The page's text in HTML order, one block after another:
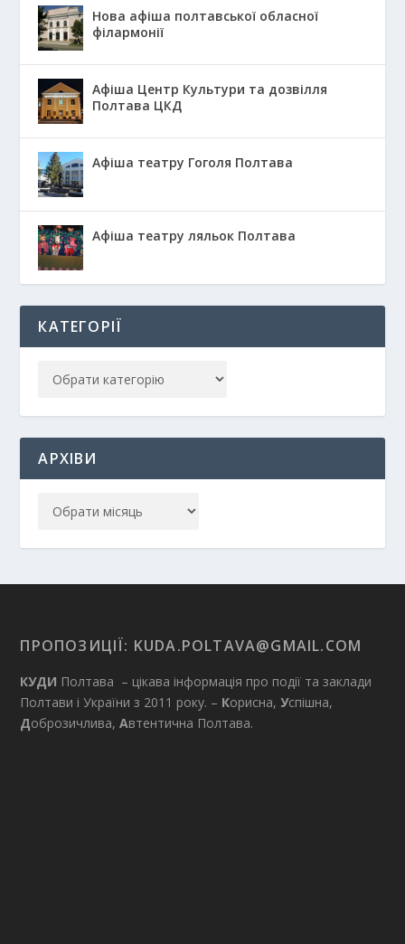
Нова афіша полтавської обласної
філармонії
Афіша Центр Культури та дозвілля
Полтава ЦКД
Афіша театру Гоголя Полтава
Афіша театру ляльок Полтава
КАТЕГОРІЇ
АРХІВИ
ПРОПОЗИЦІЇ: KUDA.POLTAVA@GMAIL.COM
КУДИ Полтава – цікава інформація про події та заклади
Полтави і України з 2011 року. – Корисна,Успішна,
Доброзичлива,Автентична Полтава.